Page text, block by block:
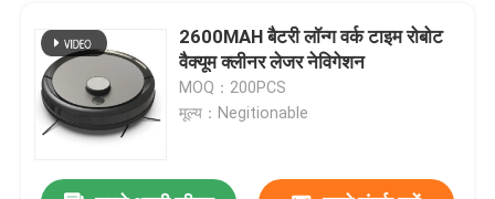
2600MAH बैटरी लॉन्ग वर्क टाइम रोबोट
वैक्यूम क्लीनर लेजर नेविगेशन
MOQ：200PCS
मूल्य：Negitionable